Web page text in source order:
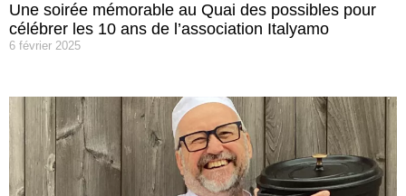
Une soirée mémorable au Quai des possibles pour
célébrer les 10 ans de l’association Italyamo
6 février 2025